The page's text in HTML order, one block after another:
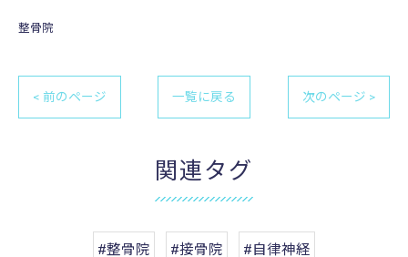
整骨院
< 前のページ 一覧に戻る 次のページ >
関連タグ
#整骨院 #接骨院 #自律神経